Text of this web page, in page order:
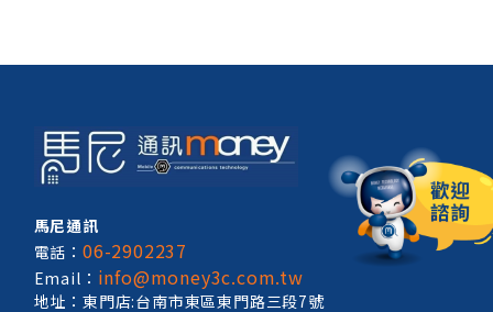
馬尼通訊
電話：06-2902237
Email： info@money3c.com.tw
地址：東門店:台南市東區東門路三段7號